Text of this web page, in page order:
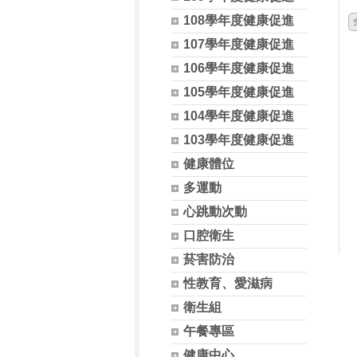
108學年度健康促進
107學年度健康促進
106學年度健康促進
105學年度健康促進
104學年度健康促進
103學年度健康促進
健康體位
多運動
心跳動次動
口腔衛生
菸害防治
性教育、愛滋病
衛生組
午餐專區